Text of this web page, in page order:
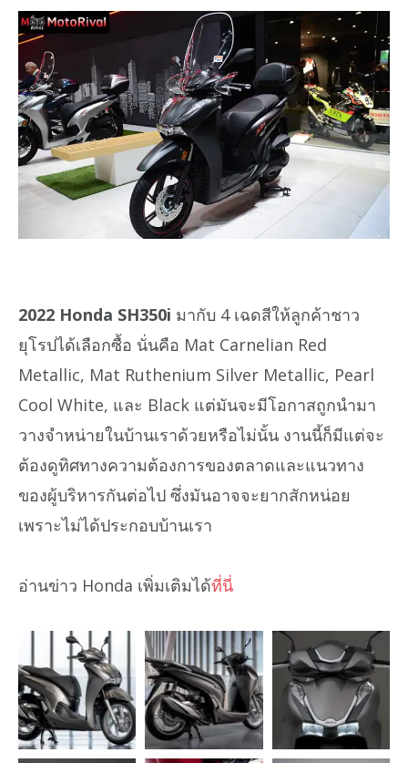
2022 Honda SH350i มากับ 4 เฉดสีให้ลูกค้าชาว
ยุโรปได้เลือกซื้อ นั่นคือ Mat Carnelian Red
Metallic, Mat Ruthenium Silver Metallic, Pearl
Cool White, และ Black แต่มันจะมีโอกาสถูกนำมา
วางจำหน่ายในบ้านเราด้วยหรือไม่นั้น งานนี้ก็มีแต่จะ
ต้องดูทิศทางความต้องการของตลาดและแนวทาง
ของผู้บริหารกันต่อไป ซึ่งมันอาจจะยากสักหน่อย
เพราะไม่ได้ประกอบบ้านเรา
อ่านข่าว Honda เพิ่มเติมได้ที่นี่